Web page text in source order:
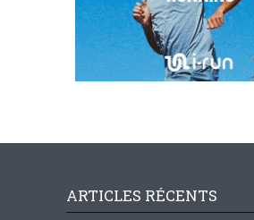
ARTICLES RÉCENTS